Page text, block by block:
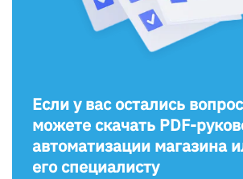
Если у вас остались
можете скачать PDF-
автоматизации магазина
его специалисту